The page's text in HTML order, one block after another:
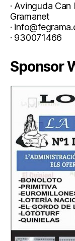
· Avinguda
Gramanet
·
· 930071466
Sponsor